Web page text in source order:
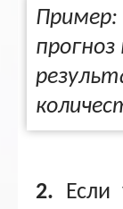
Пример:
2. Если